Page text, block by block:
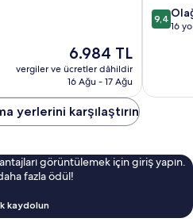
Güncel
fiyat:
6.984 TL
6.984 TL
vergiler ve ücretler dâhildir
16 Ağu - 17 Ağu
10
9,4
16
yerlerini karşılaştırın
görüntülemek için giriş yapın.
fazla ödül!
kaydolun